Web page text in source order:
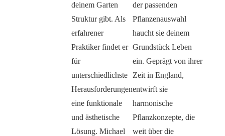
deinem Garten
Struktur gibt. Als
erfahrener
Praktiker findet er
für
unterschiedlichste
Herausforderungen
eine funktionale
und ästhetische
Lösung. Michael
der passenden
Pflanzenauswahl
haucht sie deinem
Grundstück Leben
ein. Geprägt von ihrer
Zeit in England,
entwirft sie
harmonische
Pflanzkonzepte, die
weit über die